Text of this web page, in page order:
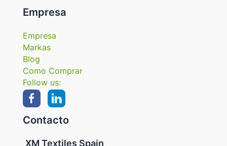
Empresa
Empresa
Markas
Blog
Como Comprar
Follow us:
Contacto
XM Textiles Spain